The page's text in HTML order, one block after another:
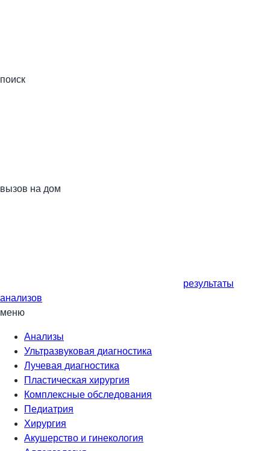
поиск
вызов на дом
результаты
анализов
меню
Анализы
Ультразвуковая диагностика
Лучевая диагностика
Пластическая хирургия
Комплексные обследования
Педиатрия
Хирургия
Акушерство и гинекология